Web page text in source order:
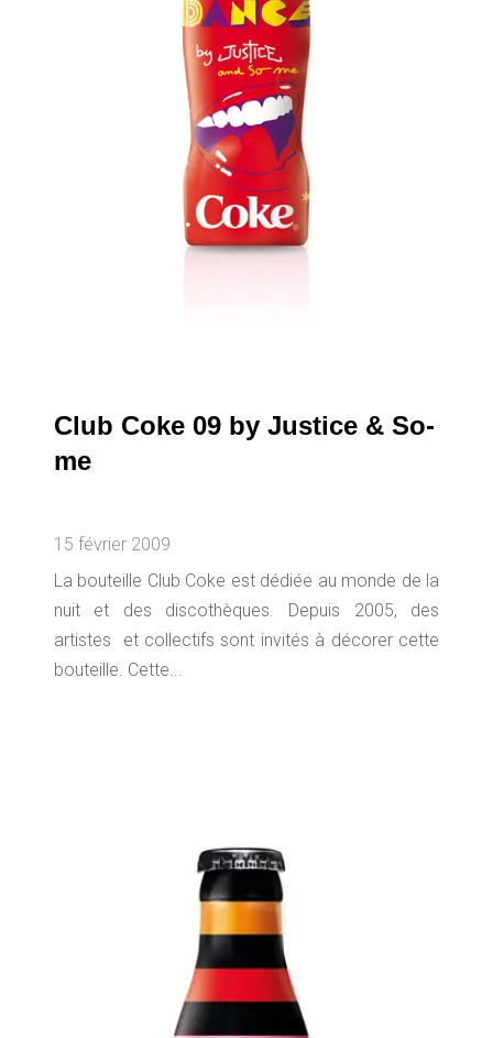
Club Coke 09 by Justice & So-
me
15 février 2009
La bouteille Club Coke est dédiée au monde de la
nuit et des discothèques. Depuis 2005, des
artistes et collectifs sont invités à décorer cette
bouteille. Cette...